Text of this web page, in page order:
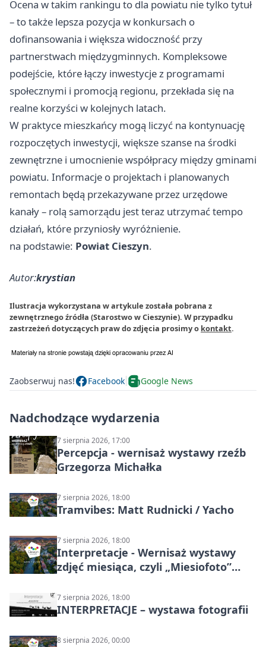
Ocena w takim rankingu to dla powiatu nie tylko tytuł
– to także lepsza pozycja w konkursach o
dofinansowania i większa widoczność przy
partnerstwach międzygminnych. Kompleksowe
podejście, które łączy inwestycje z programami
społecznymi i promocją regionu, przekłada się na
realne korzyści w kolejnych latach.
W praktyce mieszkańcy mogą liczyć na kontynuację
rozpoczętych inwestycji, większe szanse na środki
zewnętrzne i umocnienie współpracy między gminami
powiatu. Informacje o projektach i planowanych
remontach będą przekazywane przez urzędowe
kanały – rolą samorządu jest teraz utrzymać tempo
działań, które przyniosły wyróżnienie.
na podstawie: Powiat Cieszyn.
Autor:krystian
Ilustracja wykorzystana w artykule została pobrana z
zewnętrznego źródła (Starostwo w Cieszynie). W przypadku
zastrzeżeń dotyczących praw do zdjęcia prosimy o kontakt.
Zaobserwuj nas! Facebook Google News
Nadchodzące wydarzenia
7 sierpnia 2026, 17:00
Percepcja - wernisaż wystawy rzeźb
Grzegorza Michałka
7 sierpnia 2026, 18:00
Tramvibes: Matt Rudnicki / Yacho
7 sierpnia 2026, 18:00
Interpretacje - Wernisaż wystawy
zdjęć miesiąca, czyli „Miesiofoto”
Fotograficznego
7 sierpnia 2026, 18:00
INTERPRETACJE – wystawa fotografii
8 sierpnia 2026, 00:00